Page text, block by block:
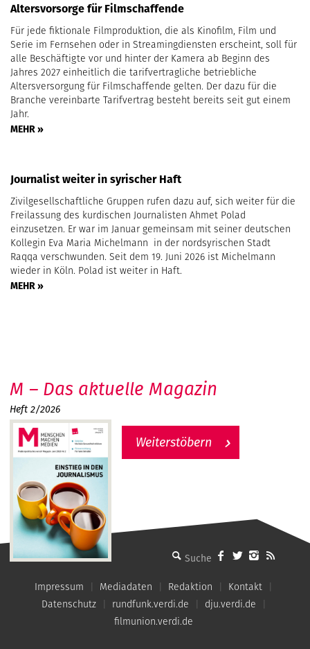
Altersvorsorge für Filmschaffende
Für jede fiktionale Filmproduktion, die als Kinofilm, Film und
Serie im Fernsehen oder in Streamingdiensten erscheint, soll für
alle Beschäftigte vor und hinter der Kamera ab Beginn des
Jahres 2027 einheitlich die tarifvertragliche betriebliche
Altersversorgung für Filmschaffende gelten. Der dazu für die
Branche vereinbarte Tarifvertrag besteht bereits seit gut einem
Jahr.
MEHR »
Journalist weiter in syrischer Haft
Zivilgesellschaftliche Gruppen rufen dazu auf, sich weiter für die
Freilassung des kurdischen Journalisten Ahmet Polad
einzusetzen. Er war im Januar gemeinsam mit seiner deutschen
Kollegin Eva Maria Michelmann in der nordsyrischen Stadt
Raqqa verschwunden. Seit dem 19. Juni 2026 ist Michelmann
wieder in Köln. Polad ist weiter in Haft.
MEHR »
MMM - Menschen machen Medien
M – Das aktuelle Magazin
Heft 2/2026
Weiterstöbern
Impressum Mediadaten Redaktion
Kontakt
Datenschutz
rundfunk.verdi.de
dju.verdi.de
filmunion.verdi.de